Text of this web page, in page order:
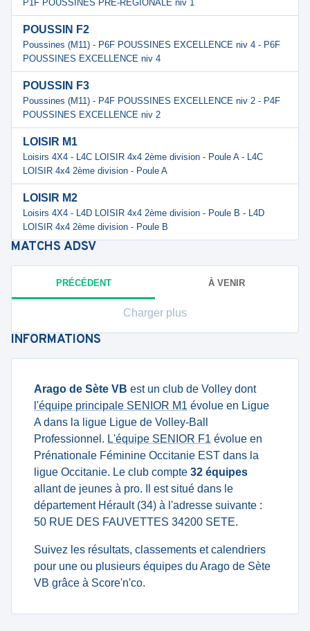
P1F POUSSINES PRE-REGIONALE niv 1
POUSSIN F2
Poussines (M11) - P6F POUSSINES EXCELLENCE niv 4 - P6F
POUSSINES EXCELLENCE niv 4
POUSSIN F3
Poussines (M11) - P4F POUSSINES EXCELLENCE niv 2 - P4F
POUSSINES EXCELLENCE niv 2
LOISIR M1
Loisirs 4X4 - L4C LOISIR 4x4 2ème division - Poule A - L4C
LOISIR 4x4 2ème division - Poule A
LOISIR M2
Loisirs 4X4 - L4D LOISIR 4x4 2ème division - Poule B - L4D
LOISIR 4x4 2ème division - Poule B
MATCHS ADSV
PRÉCÉDENT À VENIR
Charger plus
INFORMATIONS
Arago de Sète VB est un club de Volley dont
l'équipe principale SENIOR M1 évolue en Ligue
A dans la ligue Ligue de Volley-Ball
Professionnel. L'équipe SENIOR F1 évolue en
Prénationale Féminine Occitanie EST dans la
ligue Occitanie. Le club compte 32 équipes
allant de jeunes à pro. Il est situé dans le
département Hérault (34) à l'adresse suivante :
50 RUE DES FAUVETTES 34200 SETE.
Suivez les résultats, classements et calendriers
pour une ou plusieurs équipes du Arago de Sète
VB grâce à Score'n'co.